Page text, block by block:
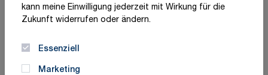
kann meine Einwilligung jederzeit mit Wirkung für die
Zukunft widerrufen oder ändern.
Essenziell
Marketing